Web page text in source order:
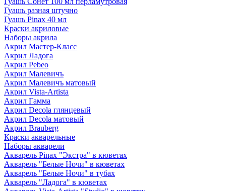
Гуашь разная штучно
Гуашь Pinax 40 мл
Краски акриловые
Наборы акрила
Акрил Мастер-Класс
Акрил Ладога
Акрил Pebeo
Акрил Малевичъ
Акрил Малевичъ матовый
Акрил Vista-Artista
Акрил Гамма
Акрил Decola глянцевый
Акрил Decola матовый
Акрил Brauberg
Краски акварельные
Наборы акварели
Акварель Pinax "Экстра" в кюветах
Акварель "Белые Ночи" в кюветах
Акварель "Белые Ночи" в тубах
Акварель "Ладога" в кюветах